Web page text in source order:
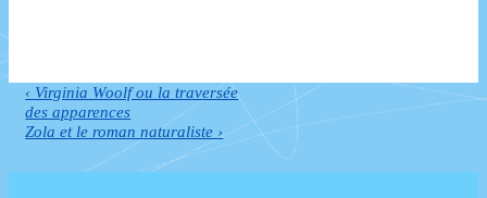
Navigation
de
l’article
Previous
Post
is
‹ Virginia Woolf ou la traversée
des apparences
Next
is
Zola et le roman naturaliste ›